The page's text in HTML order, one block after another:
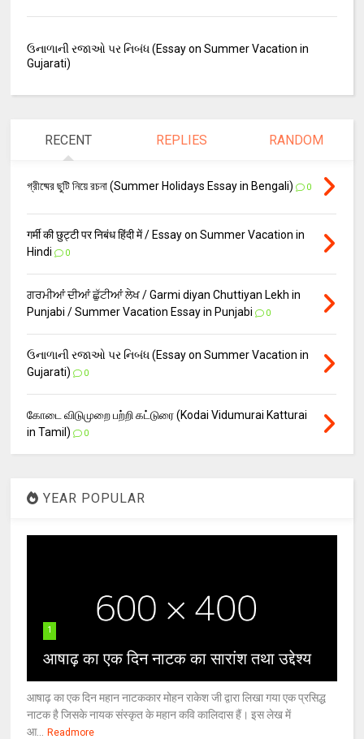
ઉનાળાની રજાઓ પર નિબંધ (Essay on Summer Vacation in
Gujarati)
RECENT REPLIES RANDOM
গ্রীষ্মের ছুটি নিয়ে রচনা (Summer Holidays Essay in Bengali) 0
गर्मी की छुट्टी पर निबंध हिंदी में / Essay on Summer Vacation in
Hindi
0
ਗਰਮੀਆਂ ਦੀਆਂ ਛੁੱਟੀਆਂ ਲੇਖ / Garmi diyan Chuttiyan Lekh in
Punjabi / Summer Vacation Essay in Punjabi
0
ઉનાળાની રજાઓ પર નિબંધ (Essay on Summer Vacation in
Gujarati)
0
கோடை விடுமுறை பற்றி கட்டுரை (Kodai Vidumurai Katturai
in Tamil)
0
YEAR POPULAR
1
आषाढ़ का एक दिन नाटक का सारांश तथा उद्देश्य
आषाढ़ का एक दिन महान नाटककार मोहन राकेश जी द्वारा लिखा गया एक प्रसिद्ध
नाटक है जिसके नायक संस्कृत के महान कवि कालिदास हैं। इस लेख में
आ...
Readmore